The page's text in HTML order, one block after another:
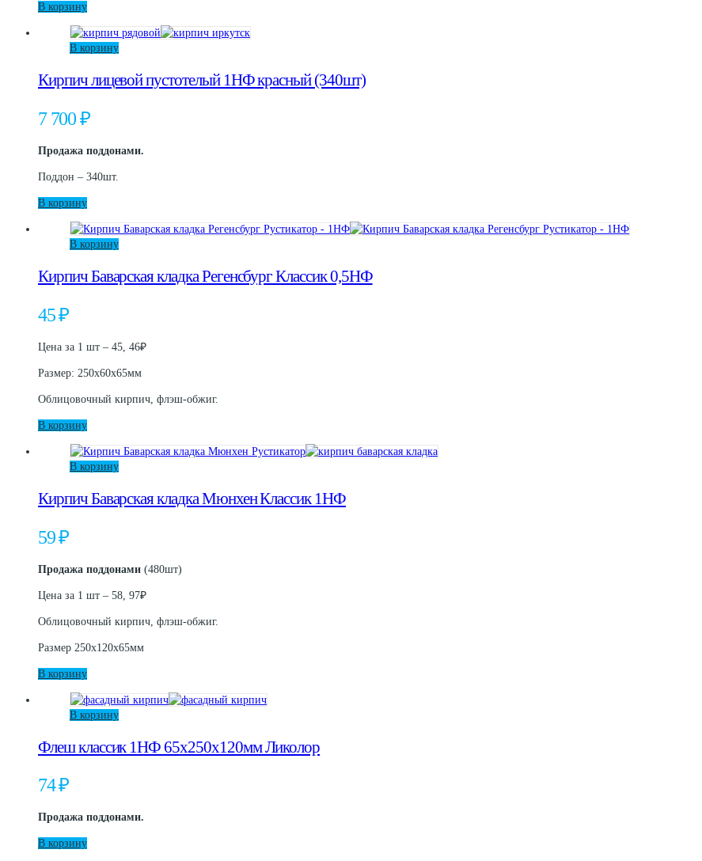
В корзину
В корзину
Кирпич лицевой пустотелый 1НФ красный (340шт)
7 700₽
Продажа поддонами.
Поддон – 340шт.
В корзину
В корзину
Кирпич Баварская кладка Регенсбург Классик 0,5НФ
45₽
Цена за 1 шт – 45, 46₽
Размер: 250х60х65мм
Облицовочный кирпич, флэш-обжиг.
В корзину
В корзину
Кирпич Баварская кладка Мюнхен Классик 1НФ
59₽
Продажа поддонами (480шт)
Цена за 1 шт – 58, 97₽
Облицовочный кирпич, флэш-обжиг.
Размер 250х120х65мм
В корзину
В корзину
Флеш классик 1НФ 65x250x120мм Ликолор
74₽
Продажа поддонами.
В корзину